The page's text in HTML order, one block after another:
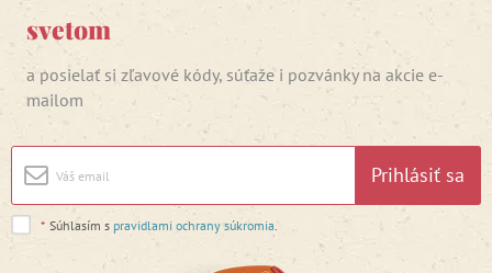
svetom
a posielať si zľavové kódy, súťaže i pozvánky na akcie e-
mailom
Prihlásiť sa
* Súhlasím s pravidlami ochrany súkromia.